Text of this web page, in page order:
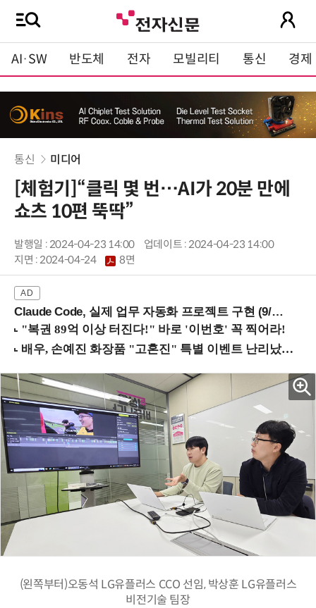
AI·SW 반도체 전자 모빌리티 통신 경제
통신 미디어
[체험기]“클릭 몇 번…AI가 20분 만에
쇼츠 10편 뚝딱”
발행일 : 2024-04-23 14:00
업데이트 : 2024-04-23 14:00
지면 :2024-04-24 8면
Claude Code, 실제 업무 자동화 프로젝트 구현 (9/16 ~17 강남역)
(왼쪽부터)오동석 LG유플러스 CCO 선임, 박상훈 LG유플러스
비전기술 팀장